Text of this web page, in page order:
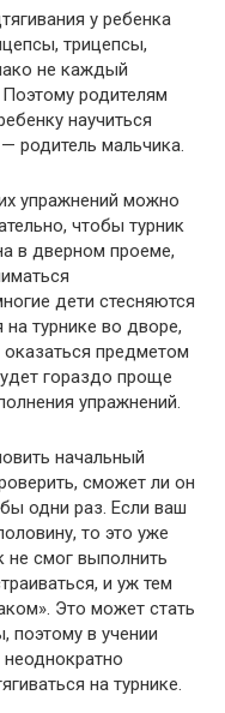
у ребенка
трицепсы,
не каждый
родителям
научиться
родитель мальчика.
упражнений можно
чтобы турник
в дверном проеме,
дети стесняются
на турнике во дворе,
оказаться предметом
гораздо проще
упражнений.
начальный
сможет ли он
одни раз. Если ваш
то это уже
не смог выполнить
и уж тем
Это может стать
поэтому в учении
на турнике.